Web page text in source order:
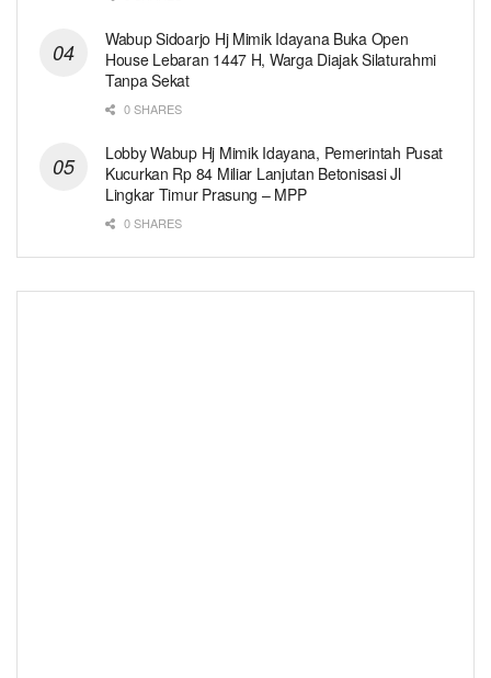
Wabup Sidoarjo Hj Mimik Idayana Buka Open
House Lebaran 1447 H, Warga Diajak Silaturahmi
Tanpa Sekat
0 SHARES
Lobby Wabup Hj Mimik Idayana, Pemerintah Pusat
Kucurkan Rp 84 Miliar Lanjutan Betonisasi Jl
Lingkar Timur Prasung – MPP
0 SHARES